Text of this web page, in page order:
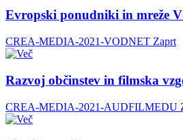
Evropski ponudniki in mreže
CREA-MEDIA-2021-VODNET Zaprt
Razvoj občinstev in filmska
CREA-MEDIA-2021-AUDFILMEDU